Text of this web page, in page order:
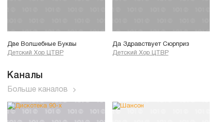
Две Волшебные Буквы
Детский Хор ЦТВР
Да Здравствует Сюрприз
Детский Хор ЦТВР
Каналы
Больше каналов